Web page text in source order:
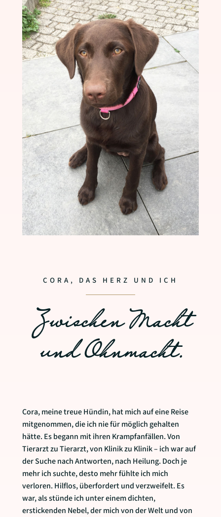
CORA, DAS HERZ UND ICH
Zwischen Macht
und Ohnmacht.
Cora, meine treue Hündin, hat mich auf eine Reise
mitgenommen, die ich nie für möglich gehalten
hätte. Es begann mit ihren Krampfanfällen. Von
Tierarzt zu Tierarzt, von Klinik zu Klinik – ich war auf
der Suche nach Antworten, nach Heilung. Doch je
mehr ich suchte, desto mehr fühlte ich mich
verloren. Hilflos, überfordert und verzweifelt. Es
war, als stünde ich unter einem dichten,
erstickenden Nebel, der mich von der Welt und von